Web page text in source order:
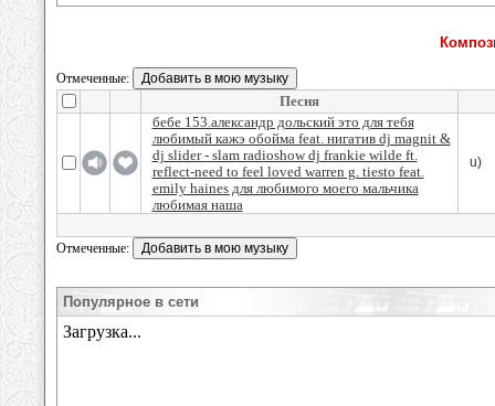
Отмеченные:
Песня
бебе 153.александр дольский это для тебя
любимый кажэ обойма feat. нигатив dj magnit &
dj slider - slam radioshow dj frankie wilde ft.
reflect-need to feel loved warren g. tiesto feat.
emily haines для любимого моего мальчика
любимая наша
u)
Отмеченные:
Популярное в сети